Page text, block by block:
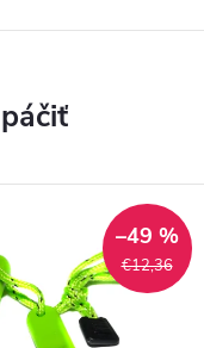
€12,36
–49 %